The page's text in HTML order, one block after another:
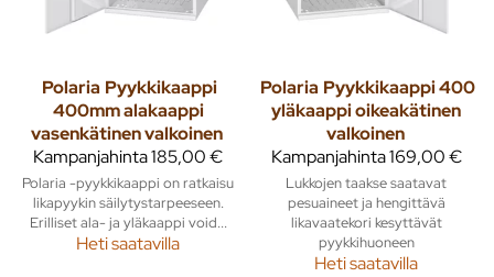
Polaria Pyykkikaappi
400mm alakaappi
vasenkätinen valkoinen
Kampanjahinta185,00 €
Polaria -pyykkikaappi on ratkaisu
likapyykin säilytystarpeeseen.
Erilliset ala- ja yläkaappi void...
Heti saatavilla
Polaria Pyykkikaappi 400
yläkaappi oikeakätinen
valkoinen
Kampanjahinta169,00 €
Lukkojen taakse saatavat
pesuaineet ja hengittävä
likavaatekori kesyttävät
pyykkihuoneen
Heti saatavilla